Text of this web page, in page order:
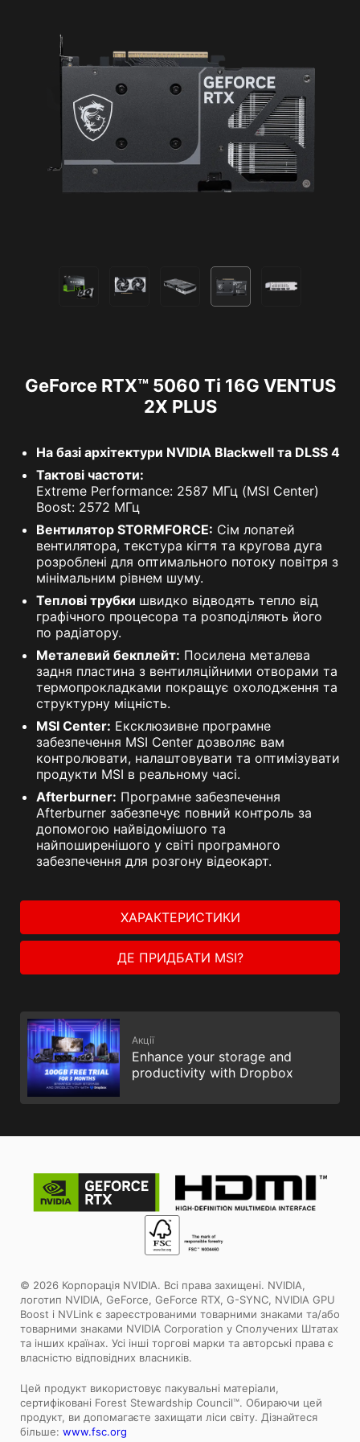
GeForce RTX™ 5060 Ti 16G VENTUS
2X PLUS
На базі архітектури NVIDIA Blackwell та DLSS 4
Тактові частоти:
Extreme Performance: 2587 МГц (MSI Center)
Boost: 2572 МГц
Вентилятор STORMFORCE: Сім лопатей
вентилятора, текстура кігтя та кругова дуга
розроблені для оптимального потоку повітря з
мінімальним рівнем шуму.
Теплові трубки швидко відводять тепло від
графічного процесора та розподіляють його
по радіатору.
Металевий бекплейт: Посилена металева
задня пластина з вентиляційними отворами та
термопрокладками покращує охолодження та
структурну міцність.
MSI Center: Ексклюзивне програмне
забезпечення MSI Center дозволяє вам
контролювати, налаштовувати та оптимізувати
продукти MSI в реальному часі.
Afterburner: Програмне забезпечення
Afterburner забезпечує повний контроль за
допомогою найвідомішого та
найпоширенішого у світі програмного
забезпечення для розгону відеокарт.
ХАРАКТЕРИСТИКИ
ДЕ ПРИДБАТИ MSI?
Акції
Enhance your storage and
productivity with Dropbox
© 2026 Корпорація NVIDIA. Всі права захищені. NVIDIA,
логотип NVIDIA, GeForce, GeForce RTX, G-SYNC, NVIDIA GPU
Boost і NVLink є зареєстрованими товарними знаками та/або
товарними знаками NVIDIA Corporation у Сполучених Штатах
та інших країнах. Усі інші торгові марки та авторські права є
власністю відповідних власників.
Цей продукт використовує пакувальні матеріали,
сертифіковані Forest Stewardship Council™. Обираючи цей
продукт, ви допомагаєте захищати ліси світу. Дізнайтеся
більше: www.fsc.org